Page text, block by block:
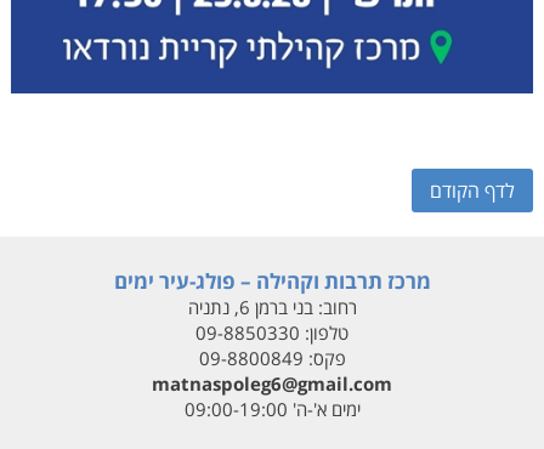
לדף הקודם
מרכז תרבות וקהילה – פולג-עיר ימים
רחוב:בני ברמן 6, נתניה
טלפון: 09-8850330
פקס: 09-8800849
matnaspoleg6@gmail.com
ימים א'-ה' 09:00-19:00